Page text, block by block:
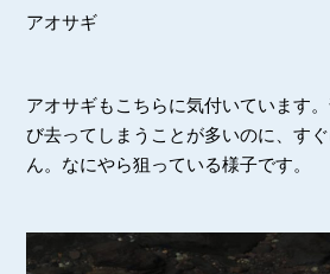
アオサギ
アオサギもこちらに気付いています
び去ってしまうことが多いのに、す
ん。なにやら狙っている様子です。